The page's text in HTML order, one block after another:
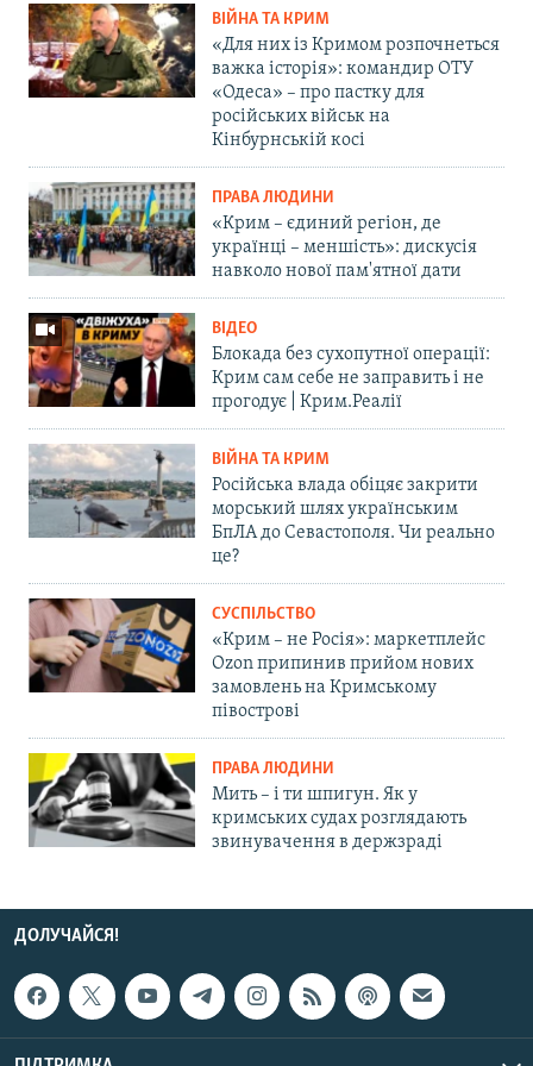
ВІЙНА ТА КРИМ
«Для них із Кримом розпочнеться
важка історія»: командир ОТУ
«Одеса» – про пастку для
російських військ на
Кінбурнській косі
ПРАВА ЛЮДИНИ
«Крим – єдиний регіон, де
українці – меншість»: дискусія
навколо нової пам'ятної дати
ВІДЕО
Блокада без сухопутної операції:
Крим сам себе не заправить і не
прогодує | Крим.Реалії
ВІЙНА ТА КРИМ
Російська влада обіцяє закрити
морський шлях українським
БпЛА до Севастополя. Чи реально
це?
СУСПІЛЬСТВО
«Крим – не Росія»: маркетплейс
Ozon припинив прийом нових
замовлень на Кримському
півострові
ПРАВА ЛЮДИНИ
Мить – і ти шпигун. Як у
кримських судах розглядають
звинувачення в держзраді
ДОЛУЧАЙСЯ!